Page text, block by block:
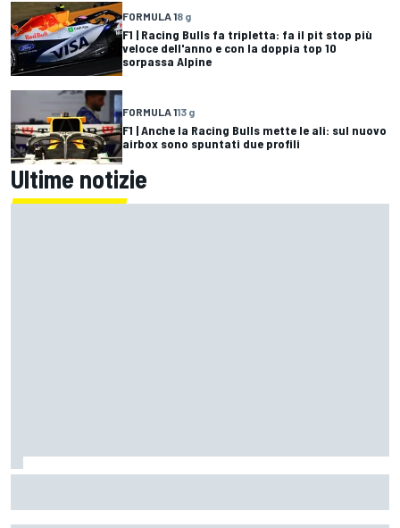
FORMULA 18 g
F1 | Racing Bulls fa tripletta: fa il pit stop più
veloce dell'anno e con la doppia top 10
sorpassa Alpine
FORMULA 113 g
F1 | Anche la Racing Bulls mette le ali: sul nuovo
airbox sono spuntati due profili
Ultime notizie